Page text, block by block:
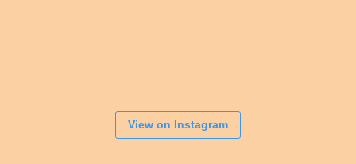
View on Instagram